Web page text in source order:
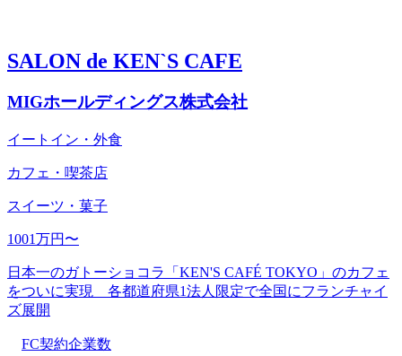
SALON de KEN`S CAFE
MIGホールディングス株式会社
イートイン・外食
カフェ・喫茶店
スイーツ・菓子
1001万円〜
日本一のガトーショコラ「KEN'S CAFÉ TOKYO」のカフェ
をついに実現 各都道府県1法人限定で全国にフランチャイ
ズ展開
FC契約企業数